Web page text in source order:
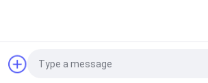
Quote request suatu